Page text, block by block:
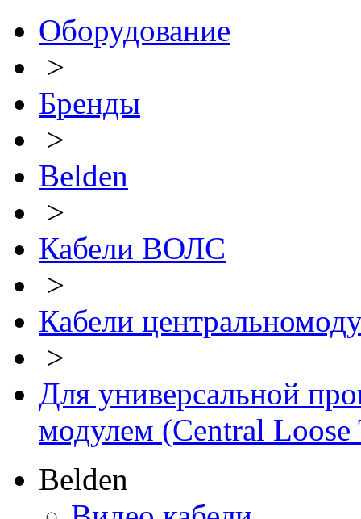
Оборудование
>
Бренды
>
Belden
>
Кабели ВОЛС
>
Кабели
>
Для универсальной
модулем (Central Loose
Belden